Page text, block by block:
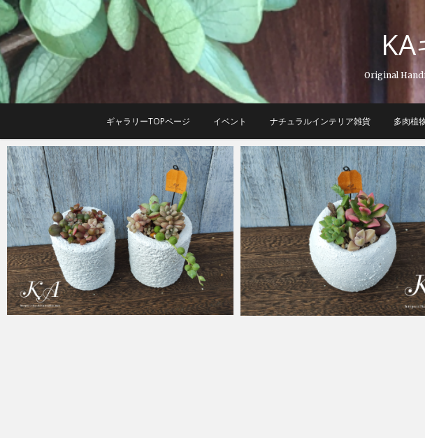
Skip
to
content
Original
ギャラリーTOPページ イベント ナチュラルインテリア雑貨 多肉植